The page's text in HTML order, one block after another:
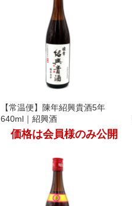
【常温便】陳年紹興貴酒5年
640ml｜紹興酒
価格は会員様のみ公開